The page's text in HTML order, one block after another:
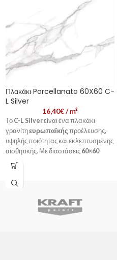
Πλακάκι Porcellanato 60X60 C-
L Silver
16,40€/ m²
Το C-L Silverείναι ένα πλακάκι
γρανίτηευρωπαϊκής προέλευσης,
υψηλής ποιότητας και εκλεπτυσμένης
αισθητικής. Με διαστάσεις 60×60
cmκαι λευκό χρώμα, προσδίδει στυλ
και κομψότητα σε κάθε χώρο,
εσωτερικό ή εξωτερικό.